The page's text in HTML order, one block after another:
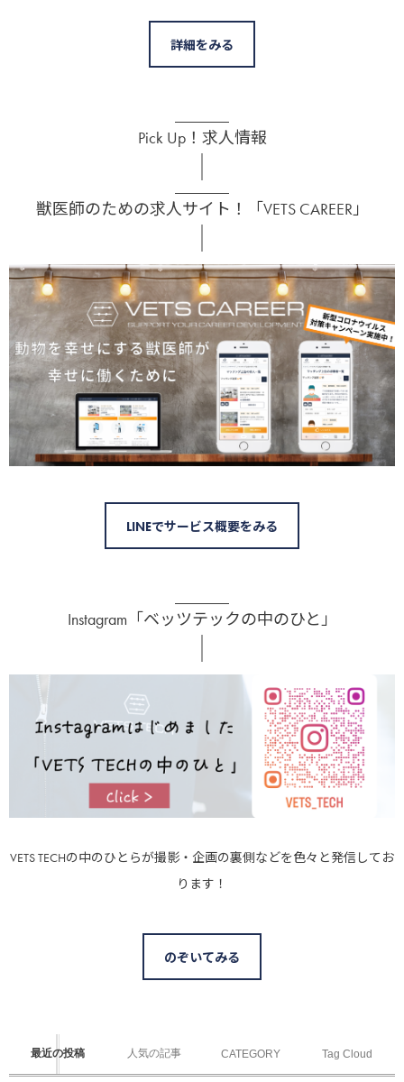
詳細をみる
Pick Up！求人情報
獣医師のための求人サイト！「VETS CAREER」
LINEでサービス概要をみる
Instagram「ベッツテックの中のひと」
VETS TECHの中のひとらが撮影・企画の裏側などを色々と発信してお
ります！
のぞいてみる
最近の投稿 人気の記事 CATEGORY Tag Cloud